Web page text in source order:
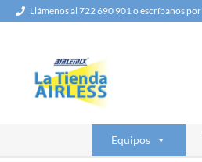
Saltar
al
Llámenos al 722 690 901 o escríbanos por
Equipos